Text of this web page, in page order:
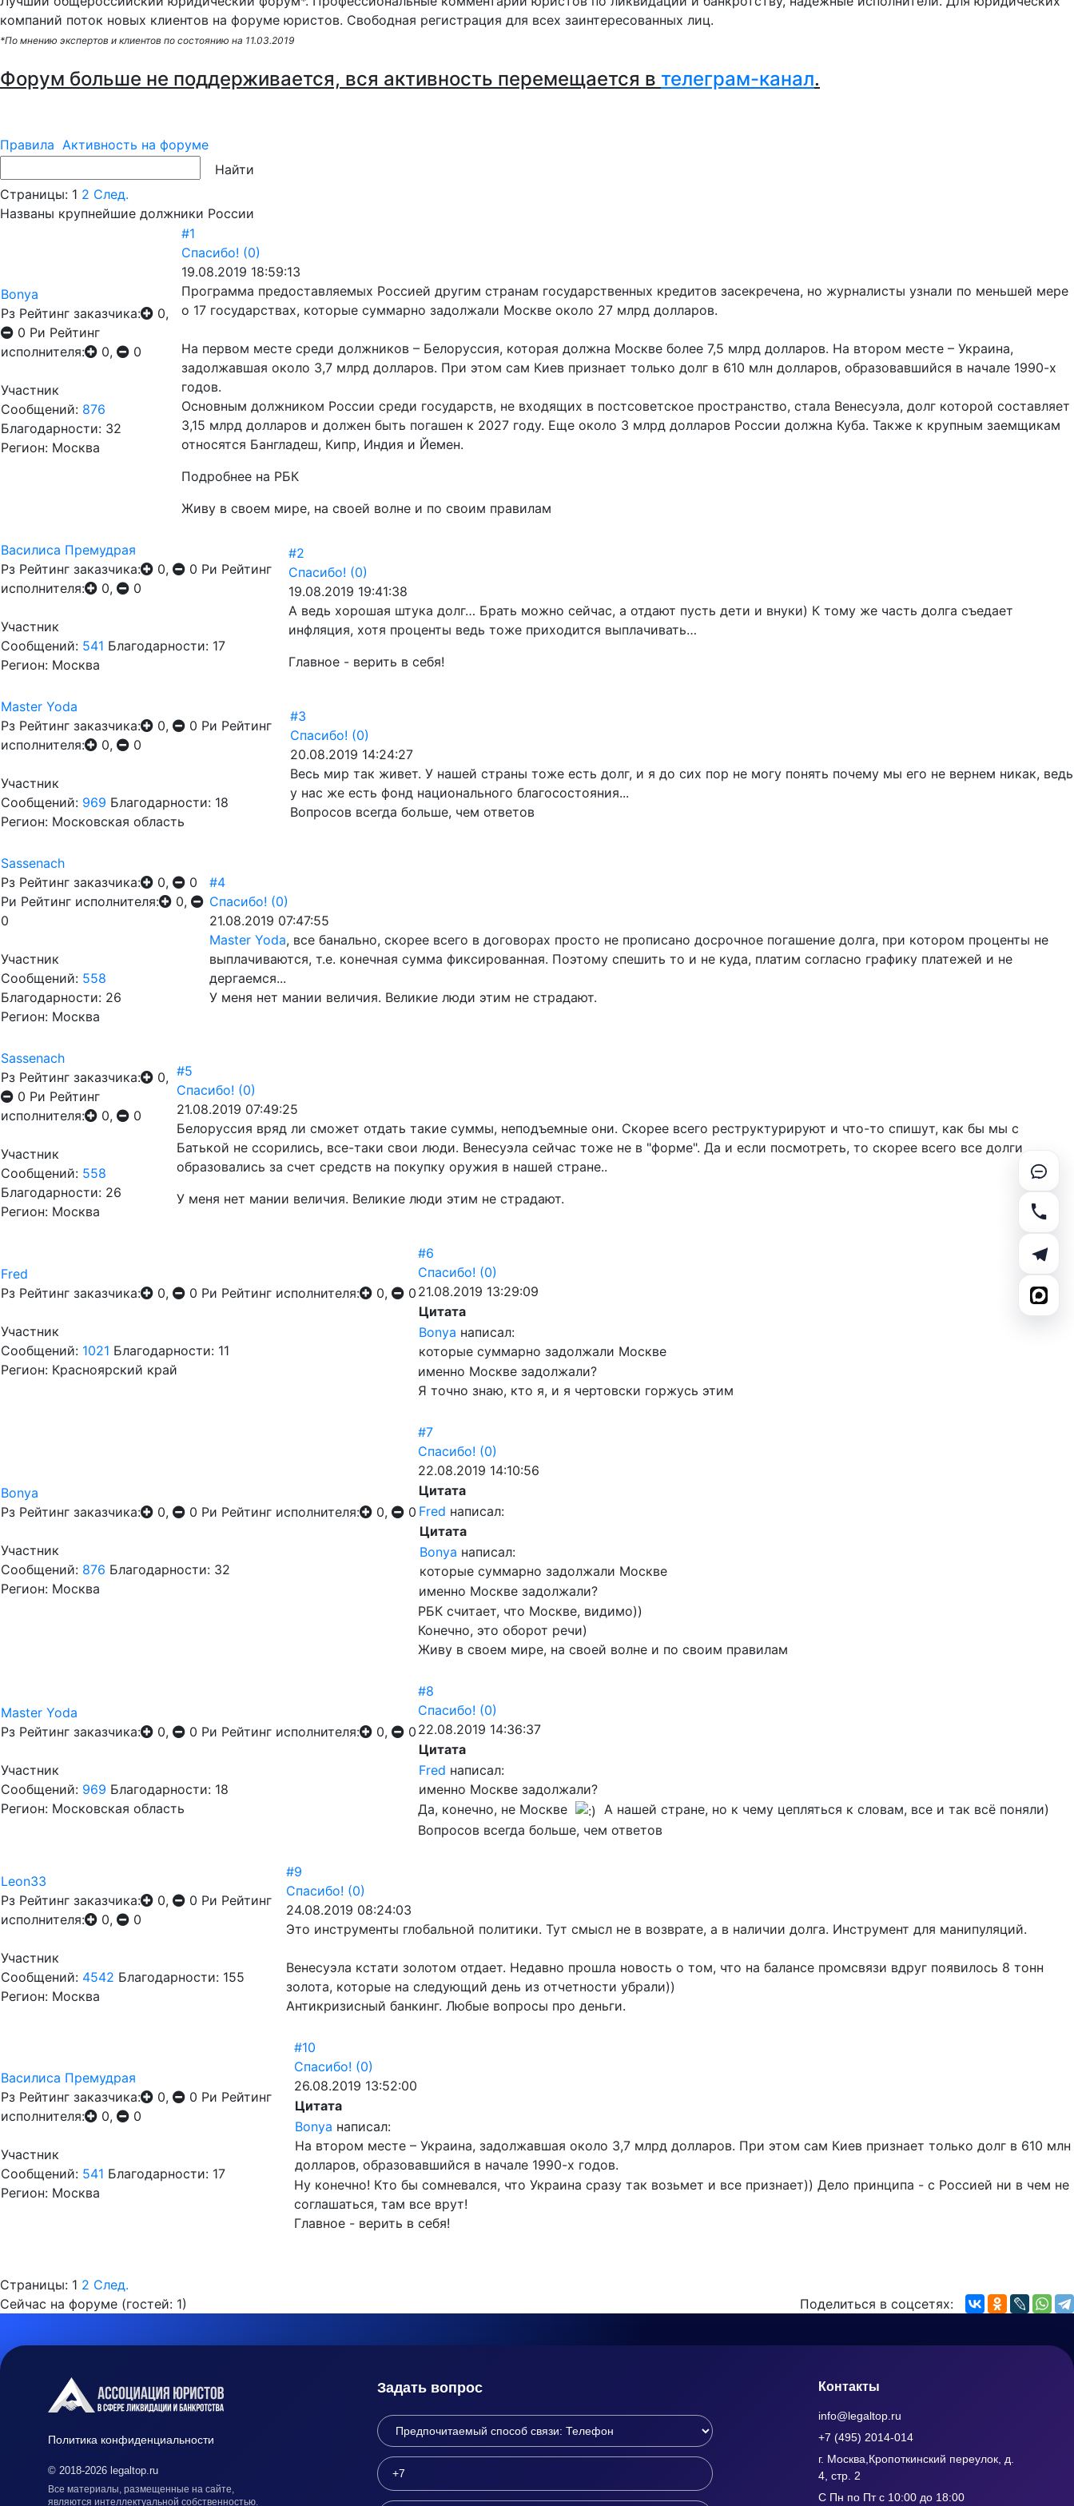
компаний поток новых клиентов на форуме юристов. Свободная регистрация для всех заинтересованных лиц.
*По мнению экспертов и клиентов по состоянию на 11.03.2019
Форум больше не поддерживается, вся активность перемещается в телеграм-канал.
Правила Активность на форуме
Страницы: 1 2 След.
Названы крупнейшие должники России
Bonya
Рз Рейтинг заказчика:
0,
0 Ри Рейтинг
исполнителя:
0, 0
Участник
Сообщений: 876
Благодарности: 32
Регион: Москва
#1
Спасибо! (0)
19.08.2019 18:59:13
Программа предоставляемых Россией другим странам государственных кредитов засекречена, но журналисты узнали по меньшей мере
о 17 государствах, которые суммарно задолжали Москве около 27 млрд долларов.
На первом месте среди должников – Белоруссия, которая должна Москве более 7,5 млрд долларов. На втором месте – Украина,
задолжавшая около 3,7 млрд долларов. При этом сам Киев признает только долг в 610 млн долларов, образовавшийся в начале 1990-х
годов.
Основным должником России среди государств, не входящих в постсоветское пространство, стала Венесуэла, долг которой составляет
3,15 млрд долларов и должен быть погашен к 2027 году. Еще около 3 млрд долларов России должна Куба. Также к крупным заемщикам
относятся Бангладеш, Кипр, Индия и Йемен.
Подробнее на РБК
Живу в своем мире, на своей волне и по своим правилам
Василиса Премудрая
Рз Рейтинг заказчика: 0, 0 Ри Рейтинг
исполнителя:
0, 0
Участник
Сообщений: 541 Благодарности: 17
Регион: Москва
#2
Спасибо! (0)
19.08.2019 19:41:38
А ведь хорошая штука долг… Брать можно сейчас, а отдают пусть дети и внуки) К тому же часть долга съедает
инфляция, хотя проценты ведь тоже приходится выплачивать…
Главное - верить в себя!
Master Yoda
Рз Рейтинг заказчика: 0, 0 Ри Рейтинг
исполнителя:
0, 0
Участник
Сообщений: 969 Благодарности: 18
Регион: Московская область
#3
Спасибо! (0)
20.08.2019 14:24:27
Весь мир так живет. У нашей страны тоже есть долг, и я до сих пор не могу понять почему мы его не вернем никак, ведь
у нас же есть фонд национального благосостояния...
Вопросов всегда больше, чем ответов
Sassenach
Рз Рейтинг заказчика: 0,
0
Ри Рейтинг исполнителя:
0,
0
Участник
Сообщений: 558
Благодарности: 26
Регион: Москва
#4
Спасибо! (0)
21.08.2019 07:47:55
Master Yoda, все банально, скорее всего в договорах просто не прописано досрочное погашение долга, при котором проценты не
выплачиваются, т.е. конечная сумма фиксированная. Поэтому спешить то и не куда, платим согласно графику платежей и не
дергаемся...
У меня нет мании величия. Великие люди этим не страдают.
Sassenach
Рз Рейтинг заказчика:
0,
0 Ри Рейтинг
исполнителя:
0, 0
Участник
Сообщений: 558
Благодарности: 26
Регион: Москва
#5
Спасибо! (0)
21.08.2019 07:49:25
Белоруссия вряд ли сможет отдать такие суммы, неподъемные они. Скорее всего реструктурируют и что-то спишут, как бы мы с
Батькой не ссорились, все-таки свои люди. Венесуэла сейчас тоже не в "форме". Да и если посмотреть, то скорее всего все долги
образовались за счет средств на покупку оружия в нашей стране..
У меня нет мании величия. Великие люди этим не страдают.
Fred
Рз Рейтинг заказчика: 0, 0 Ри Рейтинг исполнителя: 0, 0
Участник
Сообщений: 1021 Благодарности: 11
Регион: Красноярский край
#6
Спасибо! (0)
21.08.2019 13:29:09
Цитата
Bonya написал:
которые суммарно задолжали Москве
именно Москве задолжали?
Я точно знаю, кто я, и я чертовски горжусь этим
Bonya
Рз Рейтинг заказчика: 0, 0 Ри Рейтинг исполнителя: 0, 0
Участник
Сообщений: 876 Благодарности: 32
Регион: Москва
#7
Спасибо! (0)
22.08.2019 14:10:56
Цитата
Fred написал:
Цитата
Bonya написал:
которые суммарно задолжали Москве
именно Москве задолжали?
РБК считает, что Москве, видимо))
Конечно, это оборот речи)
Живу в своем мире, на своей волне и по своим правилам
Master Yoda
Рз Рейтинг заказчика: 0, 0 Ри Рейтинг исполнителя: 0, 0
Участник
Сообщений: 969 Благодарности: 18
Регион: Московская область
#8
Спасибо! (0)
22.08.2019 14:36:37
Цитата
Fred написал:
именно Москве задолжали?
Да, конечно, не Москве
А нашей стране, но к чему цепляться к словам, все и так всё поняли)
Вопросов всегда больше, чем ответов
Leon33
Рз Рейтинг заказчика: 0, 0 Ри Рейтинг
исполнителя:
0, 0
Участник
Сообщений: 4542 Благодарности: 155
Регион: Москва
#9
Спасибо! (0)
24.08.2019 08:24:03
Это инструменты глобальной политики. Тут смысл не в возврате, а в наличии долга. Инструмент для манипуляций.
Венесуэла кстати золотом отдает. Недавно прошла новость о том, что на балансе промсвязи вдруг появилось 8 тонн
золота, которые на следующий день из отчетности убрали))
Антикризисный банкинг. Любые вопросы про деньги.
Василиса Премудрая
Рз Рейтинг заказчика: 0, 0 Ри Рейтинг
исполнителя:
0, 0
Участник
Сообщений: 541 Благодарности: 17
Регион: Москва
#10
Спасибо! (0)
26.08.2019 13:52:00
Цитата
Bonya написал:
На втором месте – Украина, задолжавшая около 3,7 млрд долларов. При этом сам Киев признает только долг в 610 млн
долларов, образовавшийся в начале 1990-х годов.
Ну конечно! Кто бы сомневался, что Украина сразу так возьмет и все признает)) Дело принципа - с Россией ни в чем не
соглашаться, там все врут!
Главное - верить в себя!
Страницы: 1 2 След.
Сейчас на форуме (гостей: 1) Поделиться в соцсетях:
Политика конфиденциальности
© 2018-2026 legaltop.ru
Все материалы, размещенные на сайте,
являются интеллектуальной собственностью.
Задать вопрос Контакты
info@legaltop.ru
+7 (495) 2014-014
г. Москва,Кропоткинский переулок, д.
4, стр. 2
С Пн по Пт с 10:00 до 18:00